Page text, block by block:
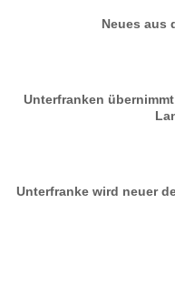
Neues aus
Unterfranken
Unterfranke wird neuer